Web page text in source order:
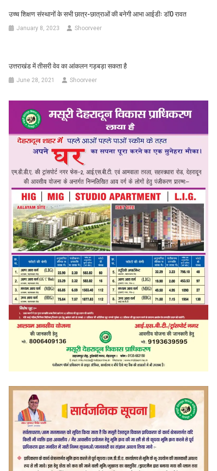
उच्च शिक्षण संस्थानों के सभी छात्र-छात्राओं की बनेगी आभा आईडीः डॉ0 रावत
January 8, 2023 Shoorveer
उत्तराखंड में तीसरी वेव का आंकलन गड़बड़ा सकता है
June 28, 2021 Shoorveer